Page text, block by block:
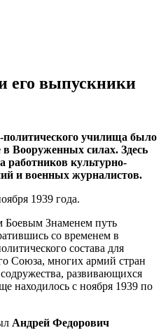
его выпускники
училища было
Вооруженных силах. Здесь
работников культурно-
и военных журналистов.
1939 года.
Знаменем путь
со временем в
состава для
Союза, многих армий стран
развивающихся
находилось с ноября 1939 по
Андрей Федорович